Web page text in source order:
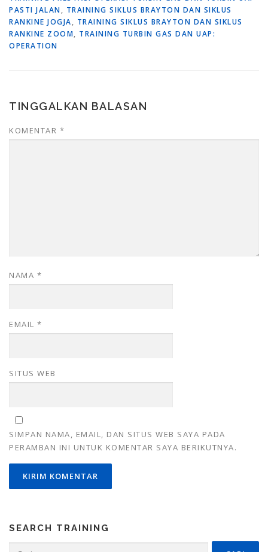
PASTI JALAN, TRAINING SIKLUS BRAYTON DAN SIKLUS
RANKINE JOGJA, TRAINING SIKLUS BRAYTON DAN SIKLUS
RANKINE ZOOM, TRAINING TURBIN GAS DAN UAP:
OPERATION
TINGGALKAN BALASAN
KOMENTAR *
NAMA *
EMAIL *
SITUS WEB
SIMPAN NAMA, EMAIL, DAN SITUS WEB SAYA PADA
PERAMBAN INI UNTUK KOMENTAR SAYA BERIKUTNYA.
SEARCH TRAINING